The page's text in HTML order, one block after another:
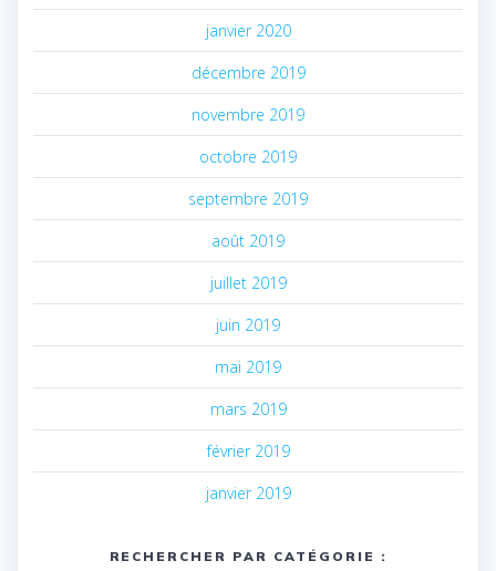
janvier 2020
décembre 2019
novembre 2019
octobre 2019
septembre 2019
août 2019
juillet 2019
juin 2019
mai 2019
mars 2019
février 2019
janvier 2019
RECHERCHER PAR CATÉGORIE :